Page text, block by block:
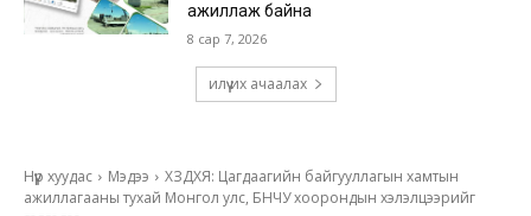
ажиллаж байна
8 сар 7, 2026
илүү их ачаалах